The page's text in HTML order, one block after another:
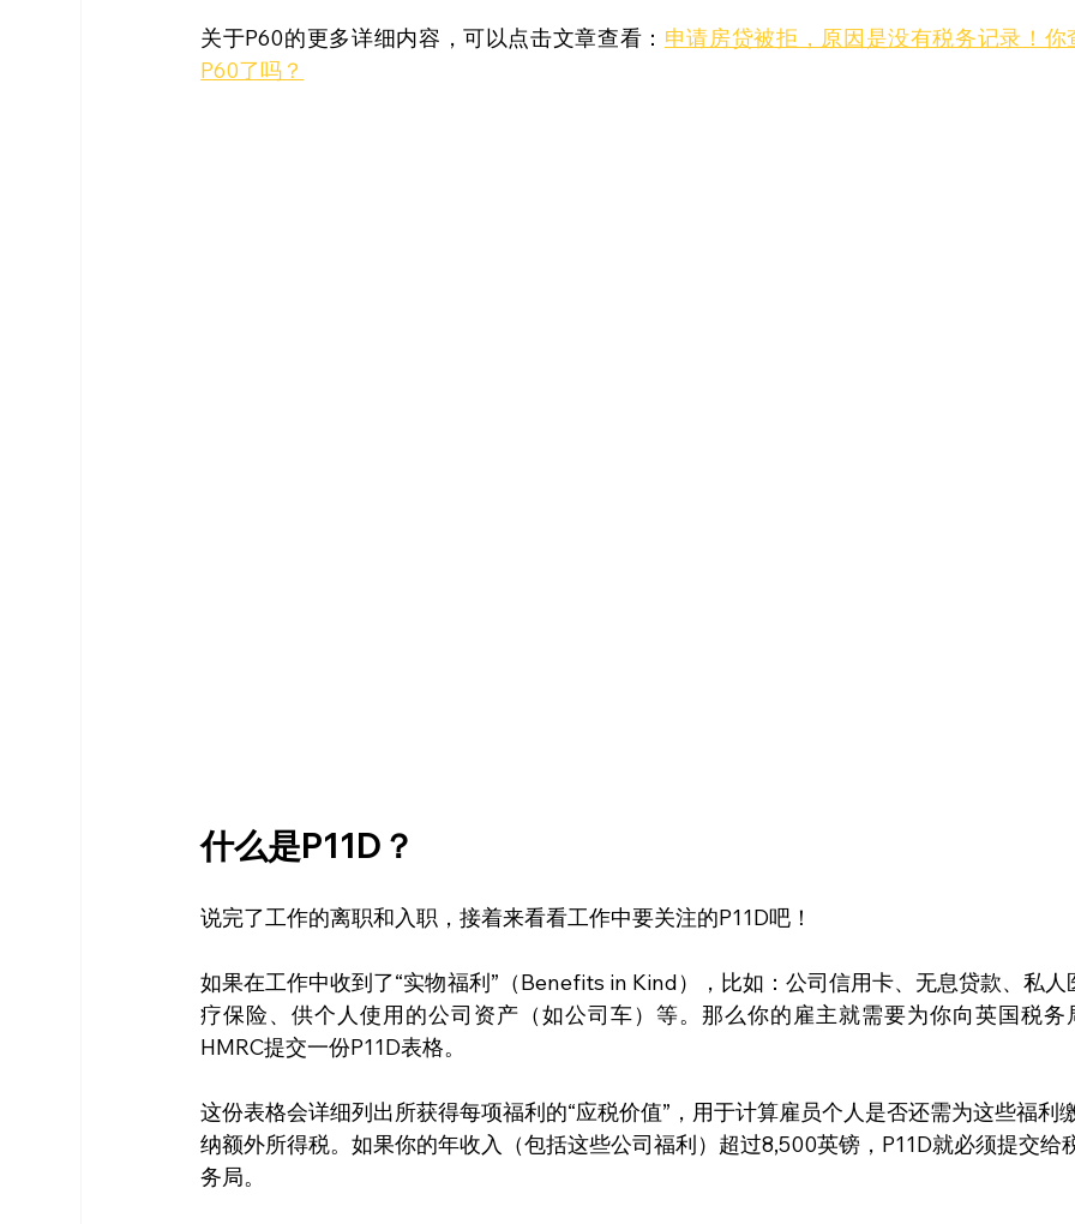
关于P60的更多详细内容，可以点击文章查看： 申请房贷被拒，原因是没有税务记录！你
P60了吗？
什么是P11D？
说完了工作的离职和入职，接着来看看工作中要关注的P11D吧！
如果在工作中收到了“实物福利”（Benefits in Kind），比如：公司信用卡、无息贷款、私人
疗保险、供个人使用的公司资产（如公司车）等。那么你的雇主就需要为你向英国税务
HMRC提交一份P11D表格。
这份表格会详细列出所获得每项福利的“应税价值”，用于计算雇员个人是否还需为这些福利
纳额外所得税。如果你的年收入（包括这些公司福利）超过8,500英镑，P11D就必须提交给
务局。